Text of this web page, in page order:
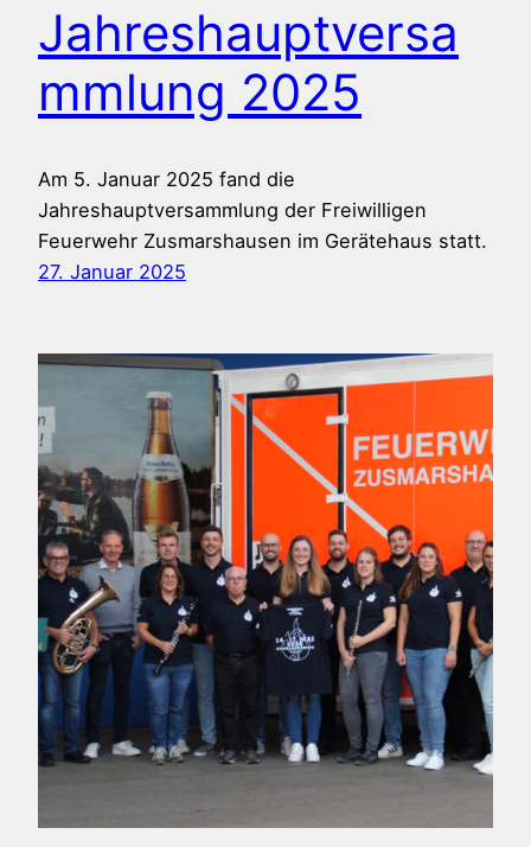
Jahreshauptversa
mmlung 2025
Am 5. Januar 2025 fand die
Jahreshauptversammlung der Freiwilligen
Feuerwehr Zusmarshausen im Gerätehaus statt.
27. Januar 2025